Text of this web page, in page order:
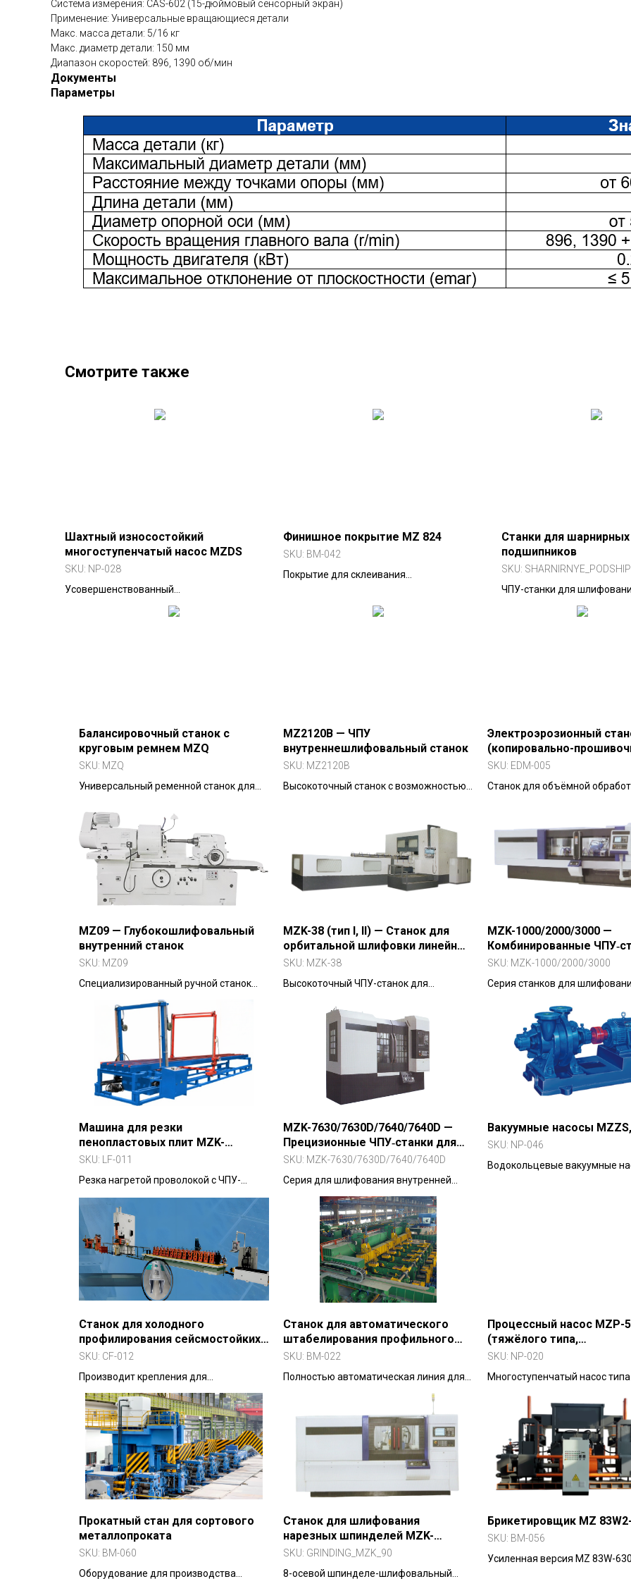
Система измерения: CAS-602 (15-дюймовый сенсорный экран)
Применение: Универсальные вращающиеся детали
Макс. масса детали: 5/16 кг
Макс. диаметр детали: 150 мм
Диапазон скоростей: 896, 1390 об/мин
Документы
Параметры
Смотрите также
Шахтный износостойкий
многоступенчатый насос MZDS
SKU: NP-028
Усовершенствованный
многоступенчатый насос для шахтного
водоотлива с антикавитационными
Финишное покрытие MZ 824
SKU: BM-042
Покрытие для склеивания
резины (EPDM, IIR). Подходит для
автомобильных уплотнителей и
Станки для шарнирных
подшипников
SKU:
ЧПУ-станки для
сферических (шарнирных)
Балансировочный станок с
круговым ремнем MZQ
SKU: MZQ
Универсальный ременной станок для
электродвигателей, вентиляторов,
электроинструментов.
MZ2120B — ЧПУ
внутреннешлифовальный станок
SKU: MZ2120B
Высокоточный станок с возможностью
шпиндельной бабки на 30°.
Электроэрозионный
(копировально-
электроэрозионный
SKU: EDM-005
Станок для объёмной
сплавами, графитом,
сталью.
MZ09 — Глубокошлифовальный
внутренний станок
SKU: MZ09
Специализированный ручной станок
для обработки крупногабаритных валов
с глубокими отверстиями до 1200 мм.
MZK-38 (тип I, II) — Станок для
орбитальной шлифовки линейных
направляющих
SKU: MZK-38
Высокоточный ЧПУ-станок для
столов и рельсов систем линейного
перемещения по прямым и дуговым
траекториям.
MZK-1000/2000/3000 —
Комбинированные
для шлифования
SKU: MZK-1000/2000/3000
Серия станков для
правкой и стабилизацией
Машина для резки
пенопластовых плит MZK-
2000~8000
SKU:
LF-011
Резка нагретой проволокой с ЧПУ-
Поддерживает 3D-резку (горизонт/
вертикаль/блок).
MZK-7630/7630D/7640/7640D —
Прецизионные ЧПУ‑станки для
шлифования внутренней резьбы
SKU: MZK-7630/7630D/7640/7640D
Серия для шлифования внутренней
резьбы гаек ШВП, втулок и профильных
отверстий с точностью до ±0.003 мм.
Вакуумные насосы
SKU: NP-046
Водокольцевые вакуумные
Станок для холодного
профилирования сейсмостойких
креплений
SKU: CF-012
Производит крепления для
сейсмоактивных регионов. Широко
применяется в строительстве и
инженерии.
Станок для автоматического
штабелирования профильного
металла
SKU: BM-022
Полностью автоматическая линия для
швеллер, уголок и др.) с последующей
обвязкой — с высоким уровнем
автоматизации и гибкостью под тип
профиля.
Процессный насос MZP-
(тяжёлого типа,
нефтехимический)
SKU: NP-020
Многоступенчатый насос
давлений.
Прокатный стан для сортового
металлопроката
SKU: BM-060
Оборудование для производства
Станок для шлифования
нарезных шпинделей MZK-
90/MZK-90S
SKU: GRINDING_MZK_90
8-осевой шпинделе-шлифовальный
Брикетировщик MZ
SKU: BM-056
Усиленная версия MZ 83W-